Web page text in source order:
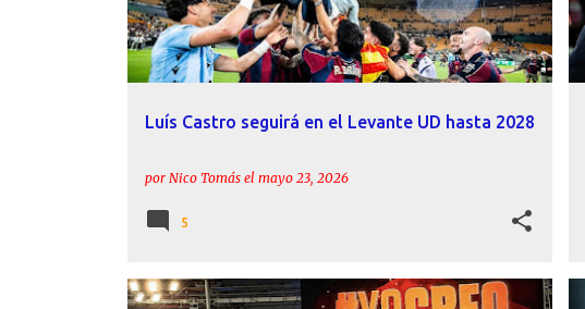
Luís Castro seguirá en el Levante UD hasta 2028
por Nico Tomás el mayo 23, 2026
5